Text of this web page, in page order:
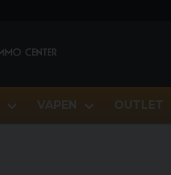
VAPEN OUTLET